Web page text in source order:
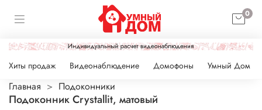
0
Хиты продаж Видеонаблюдение Домофоны Умный Дом
Главная Подоконники
Подоконник Crystallit, матовый